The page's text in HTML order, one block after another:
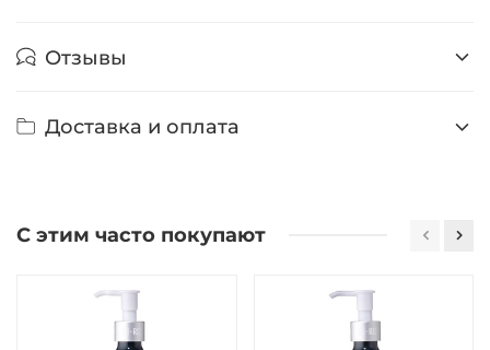
Отзывы
Доставка и оплата
С этим часто покупают